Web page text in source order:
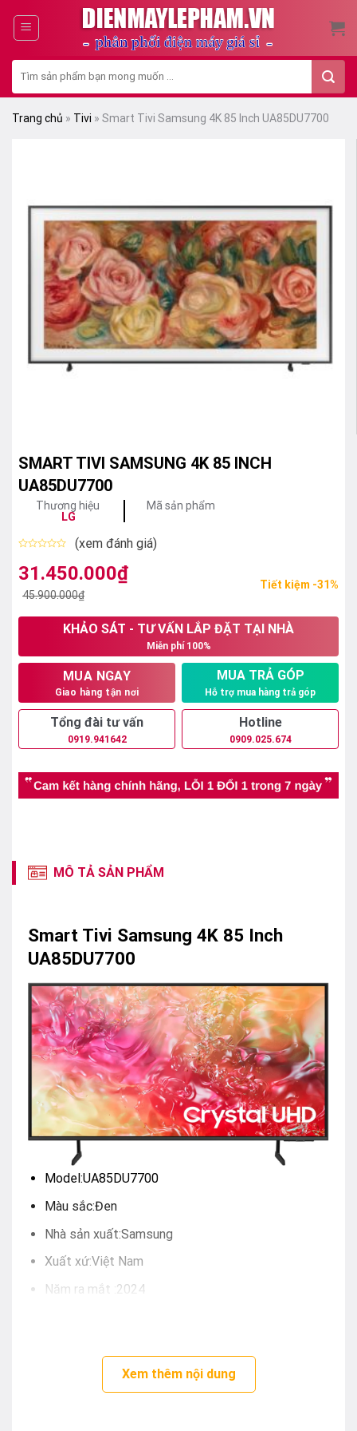
kiếm:
Trang chủ » Tivi » Smart Tivi Samsung 4K 85 Inch UA85DU7700
SMART TIVI SAMSUNG 4K 85 INCH
UA85DU7700
Thương hiệu
LG
Mã sản phẩm
xếp
hạng
5
(xem đánh giá)
45.900.000₫
Giá
gốc
45.900.000₫.
31.450.000₫
Giá
hiện
Tiết kiệm -31%
KHẢO SÁT - TƯ VẤN LẮP ĐẶT TẠI NHÀ
Miễn phí 100%
MUA NGAY
Giao hàng tận nơi
MUA TRẢ GÓP
Hỗ trợ mua hàng trả góp
Tổng đài tư vấn
0919.941642
Hotline
0909.025.674
MÔ TẢ SẢN PHẨM
Smart Tivi Samsung 4K 85 Inch
UA85DU7700
Model:UA85DU7700
Màu sắc:Đen
Nhà sản xuất:Samsung
Xuất xứ:Việt Nam
Năm ra mắt :2024
Smart Tivi
Xem thêm nội dung